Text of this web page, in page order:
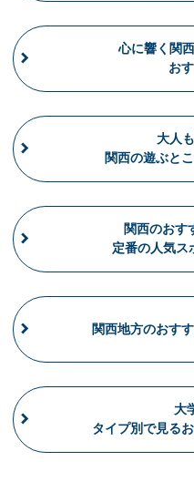
心に響く関
お
大人
関西の遊ぶと
関西のおす
定番の人気ス
関西地方のおす
大
タイプ別で見る